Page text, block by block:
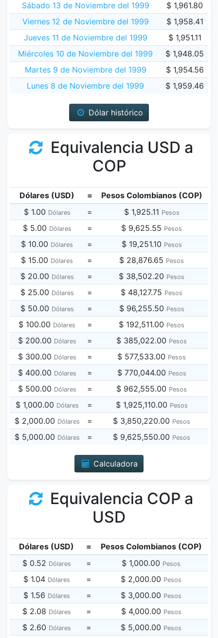
Sábado 13 de Noviembre del 1999
$ 1,961.80
Viernes 12 de Noviembre del 1999
$ 1,958.41
Jueves 11 de Noviembre del 1999
$ 1,951.11
Miércoles 10 de Noviembre del 1999
$ 1,948.05
Martes 9 de Noviembre del 1999
$ 1,954.56
Lunes 8 de Noviembre del 1999
$ 1,959.46
Dólar histórico
Equivalencia USD a
COP
Dólares (USD) =
Pesos Colombianos (COP)
$ 1.00 Dólares = $ 1,925.11 Pesos
$ 5.00 Dólares = $ 9,625.55 Pesos
$ 10.00 Dólares = $ 19,251.10 Pesos
$ 15.00 Dólares = $ 28,876.65 Pesos
$ 20.00 Dólares = $ 38,502.20 Pesos
$ 25.00 Dólares = $ 48,127.75 Pesos
$ 50.00 Dólares = $ 96,255.50 Pesos
$ 100.00 Dólares = $ 192,511.00 Pesos
$ 200.00 Dólares = $ 385,022.00 Pesos
$ 300.00 Dólares = $ 577,533.00 Pesos
$ 400.00 Dólares = $ 770,044.00 Pesos
$ 500.00 Dólares = $ 962,555.00 Pesos
$ 1,000.00 Dólares = $ 1,925,110.00 Pesos
$ 2,000.00 Dólares = $ 3,850,220.00 Pesos
$ 5,000.00 Dólares = $ 9,625,550.00 Pesos
Calculadora
Equivalencia COP a
USD
Dólares (USD) =
Pesos Colombianos (COP)
$ 0.52 Dólares = $ 1,000.00 Pesos
$ 1.04 Dólares = $ 2,000.00 Pesos
$ 1.56 Dólares = $ 3,000.00 Pesos
$ 2.08 Dólares = $ 4,000.00 Pesos
$ 2.60 Dólares = $ 5,000.00 Pesos